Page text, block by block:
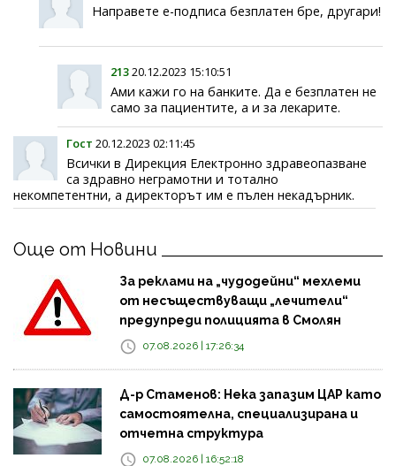
Направете е-подписа безплатен бре, другари!
21320.12.2023 15:10:51
Ами кажи го на банките. Да е безплатен не
само за пациентите, а и за лекарите.
Гост 20.12.2023 02:11:45
Всички в Дирекция Електронно здравеопазване
са здравно неграмотни и тотално
некомпетентни, а директорът им е пълен некадърник.
Още от Новини
За реклами на „чудодейни“ мехлеми
от несъществуващи „лечители“
предупреди полицията в Смолян
07.08.2026 | 17:26:34
Д-р Стаменов: Нека запазим ЦАР като
самостоятелна, специализирана и
отчетна структура
07.08.2026 | 16:52:18